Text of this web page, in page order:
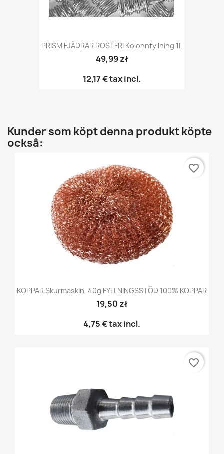
PRISM FJÄDRAR ROSTFRI Kolonnfyllning 1L
49,99 zł
12,17 €tax incl.
Kunder som köpt denna produkt köpte
också:
KOPPAR Skurmaskin, 40g FYLLNINGSSTÖD 100% KOPPAR
19,50 zł
4,75 €tax incl.
favorite_border
favorite_border